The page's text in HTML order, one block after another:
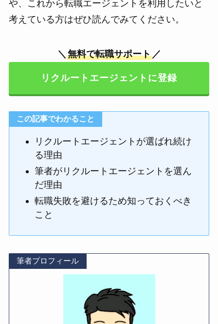
や、これから転職エージェントを利用したいと
考えている方はぜひ読んでみてください。
＼ 無料で転職サポート／
リクルートエージェントに登録
この記事でわかること
リクルートエージェントが選ばれ続け
る理由
筆者がリクルートエージェントを選ん
だ理由
転職失敗を避けるため知っておくべき
こと
筆者プロフィール